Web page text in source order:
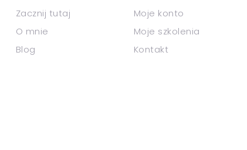
Zacznij tutaj
O mnie
Blog
Moje konto
Moje szkolenia
Kontakt